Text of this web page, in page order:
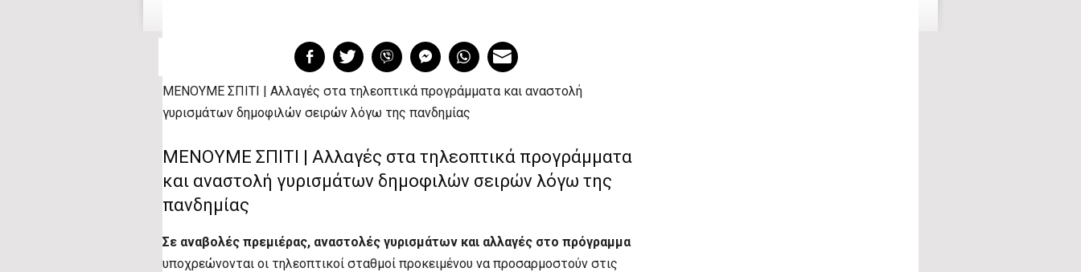
ΜΕΝΟΥΜΕ ΣΠΙΤΙ | Αλλαγές στα τηλεοπτικά προγράμματα και αναστολή
γυρισμάτων δημοφιλών σειρών λόγω της πανδημίας
ΜΕΝΟΥΜΕ ΣΠΙΤΙ | Αλλαγές στα τηλεοπτικά προγράμματα
και αναστολή γυρισμάτων δημοφιλών σειρών λόγω της
πανδημίας
Σε αναβολές πρεμιέρας, αναστολές γυρισμάτων και αλλαγές στο πρόγραμμα
υποχρεώνονται οι τηλεοπτικοί σταθμοί προκειμένου να προσαρμοστούν στις